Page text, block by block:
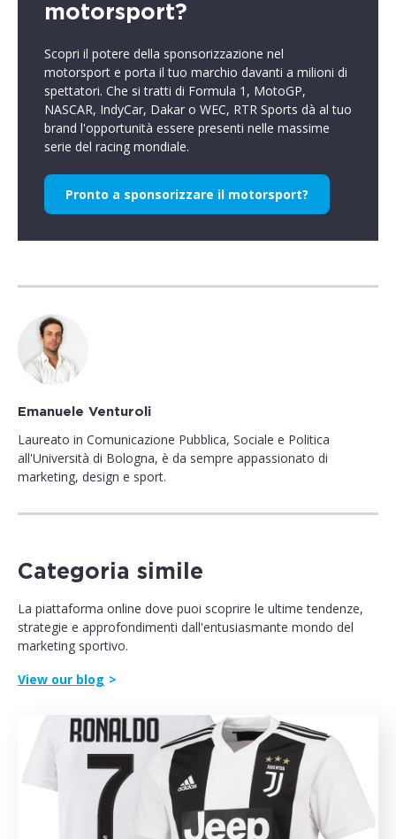
motorsport?
Scopri il potere della sponsorizzazione nel
motorsport e porta il tuo marchio davanti a milioni di
spettatori. Che si tratti di Formula 1, MotoGP,
NASCAR, IndyCar, Dakar o WEC, RTR Sports dà al tuo
brand l'opportunità essere presenti nelle massime
serie del racing mondiale.
Pronto a sponsorizzare il motorsport?
Emanuele Venturoli
Laureato in Comunicazione Pubblica, Sociale e Politica
all'Università di Bologna, è da sempre appassionato di
marketing, design e sport.
Categoria simile
La piattaforma online dove puoi scoprire le ultime tendenze,
strategie e approfondimenti dall'entusiasmante mondo del
marketing sportivo.
View our blog